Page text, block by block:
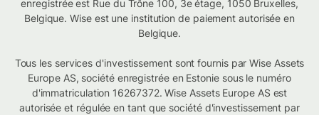
enregistrée est Rue du Trône 100, 3e étage, 1050 Bruxelles,
Belgique. Wise est une institution de paiement autorisée en
Belgique.
Tous les services d'investissement sont fournis par Wise Assets
Europe AS, société enregistrée en Estonie sous le numéro
d'immatriculation 16267372. Wise Assets Europe AS est
autorisée et régulée en tant que société d'investissement par